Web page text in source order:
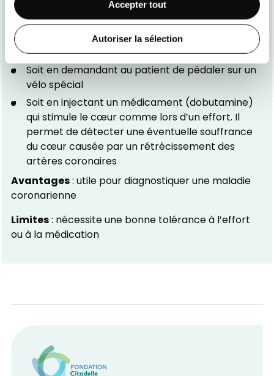
Accepter tout
Autoriser la sélection
L’échographie de stress
Cet examen évalue le fonctionnement du cœur en
situation d’effort. Il peut être réalisé :
Soit en demandant au patient de pédaler sur un
vélo spécial
Soit en injectant un médicament (dobutamine)
qui stimule le cœur comme lors d’un effort. Il
permet de détecter une éventuelle souffrance
du cœur causée par un rétrécissement des
artères coronaires
Avantages: utile pour diagnostiquer une maladie
coronarienne
Limites: nécessite une bonne tolérance à l’effort
ou à la médication